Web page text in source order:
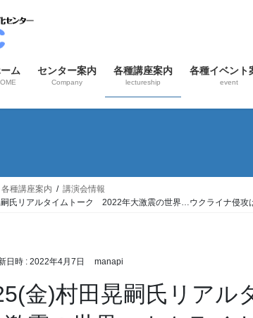
ム センター案内
Company
各種講座案内
lectureship
各種イベント
event
各種講座案内
講演会情報
氏リアルタイムトーク 2022年大激震の世界…ウクライナ侵
日時 : 2022年4月7日 manapi
金)村田晃嗣氏リア